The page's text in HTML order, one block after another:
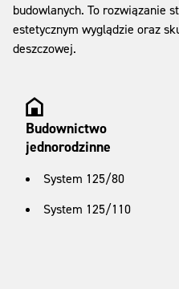
budowlanych. To rozwiązanie
estetycznym wyglądzie oraz
deszczowej.
Budownictwo
jednorodzinne
System 125/80
System 125/110